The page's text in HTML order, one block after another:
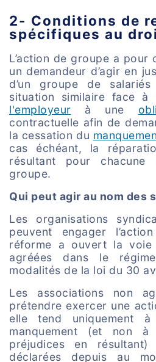
2- Conditions de
spécifiques au
L’action de groupe a
un demandeur d’agir en
d’un groupe de
situation similaire face à
l'employeur à une
contractuelle afin de
la cessation du
cas échéant, la
résultant pour chacune
groupe.
Qui peut agir au nom des
Les organisations
peuvent engager
réforme a ouvert la voie
agréées dans le
modalités de la loi du 30
Les associations non
prétendre exercer une
elle tend uniquement à
manquement (et non
préjudices en résultant)
déclarées depuis au